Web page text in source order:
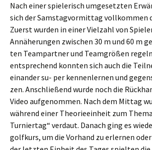
Nach einer spie­le­risch umge­setz­ten
sich der Sams­tag­vor­mit­tag voll­kom­men
Zuerst wur­den in einer Viel­zahl von
Annä­he­run­gen zwi­schen 30 m und 60 m
ten Team­part­ner und Team­grö­ßen
entspre­chend konn­ten sich auch die
ein­an­der su- per ken­nen­ler­nen und
zen. Anschlie­ßend wur­de noch die
Video auf­ge­nom­men. Nach dem Mit­tag
wäh­rend einer Theo­rie­ein­heit zum
Tur­nier­tag“ ver­daut. Danach ging es
golf­kurs, um die Vor­hand zu erler­nen